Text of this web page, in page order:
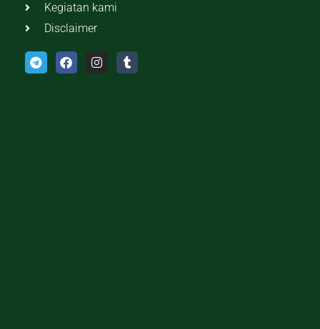
Kegiatan kami
Disclaimer